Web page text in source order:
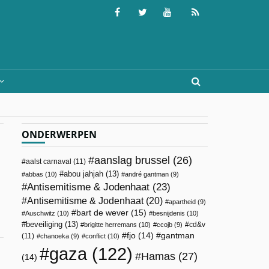
ONDERWERPEN
aalst carnaval (11) aanslag brussel (26)
abbas (10) abou jahjah (13) andré gantman (9)
Antisemitisme & Jodenhaat (23)
Antisemitisme & Jodenhaat(20) apartheid (9)
Auschwitz (10) bart de wever (15) besnijdenis (10)
beveiliging (13) brigitte herremans (10) ccojb (9)
cd&v
(11)
chanoeka (9) conflict (10) fjo (14) gantman
(14) gaza(122) Hamas (27)